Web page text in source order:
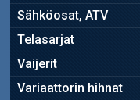
Sähköosat, ATV
Telasarjat
Vaijerit
Variaattorin hihnat